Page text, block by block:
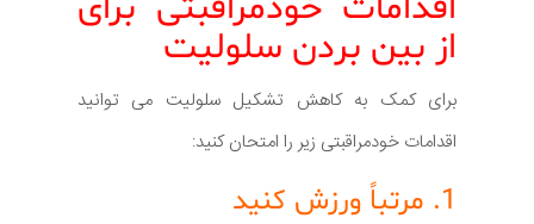
از بین بردن سلولیت
برای کمک به کاهش تشکیل سلولیت می توانید
اقدامات خودمراقبتی زیر را امتحان کنید:
1. مرتباً ورزش کنید